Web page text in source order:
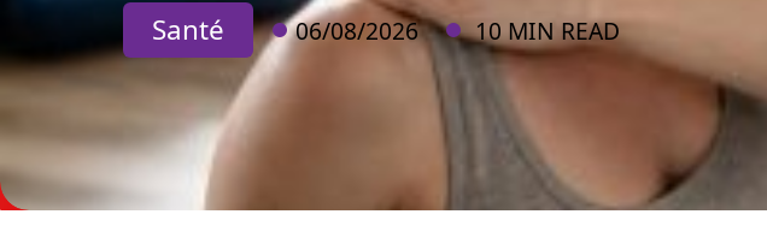
Santé 06/08/2026 10 MIN READ